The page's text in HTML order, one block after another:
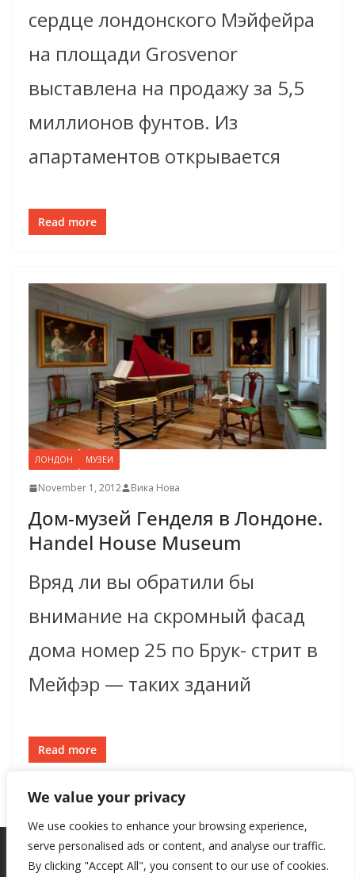
We value your privacy
We use cookies to enhance your browsing experience,
serve personalised ads or content, and analyse our traffic.
By clicking "Accept All", you consent to our use of cookies.
сердце лондонского Мэйфейра
на площади Grosvenor
выставлена на продажу за 5,5
миллионов фунтов. Из
апартаментов открывается
Read more
ЛОНДОН МУЗЕИ
November 1, 2012 Вика Нова
Дом-музей Генделя в Лондоне.
Handel House Museum
Вряд ли вы обратили бы
внимание на скромный фасад
дома номер 25 по Брук- стрит в
Мейфэр — таких зданий
Read more